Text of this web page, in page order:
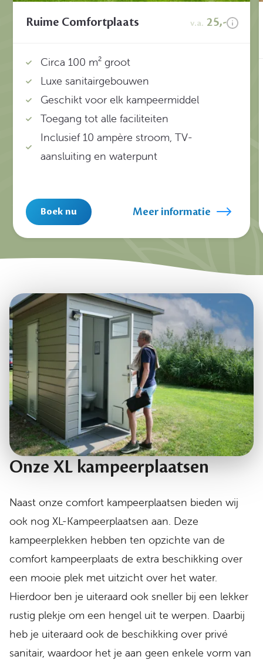
Ruime Comfortplaats v.a. 25,-
Circa 100 m² groot
Luxe sanitairgebouwen
Geschikt voor elk kampeermiddel
Toegang tot alle faciliteiten
Inclusief 10 ampère stroom, TV-
aansluiting en waterpunt
Boek nu Meer informatie
1/11
Onze XL kampeerplaatsen
Naast onze comfort kampeerplaatsen bieden wij
ook nog XL-Kampeerplaatsen aan. Deze
kampeerplekken hebben ten opzichte van de
comfort kampeerplaats de extra beschikking over
een mooie plek met uitzicht over het water.
Hierdoor ben je uiteraard ook sneller bij een lekker
rustig plekje om een hengel uit te werpen. Daarbij
heb je uiteraard ook de beschikking over privé
sanitair, waardoor het je aan geen enkele vorm van